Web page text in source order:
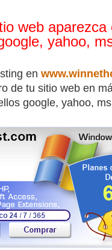
web aparezca
yahoo,
en
de tu sitio web en
google, yahoo,